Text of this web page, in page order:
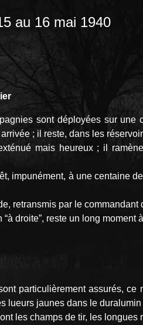
1940
sont déployées sur une
; il reste, dans les
mais heureux ; il
impunément, à une centaine
retransmis par le commandant
droite”, reste un long
particulièrement assurés,
lueurs jaunes dans le
les champs de tir, les